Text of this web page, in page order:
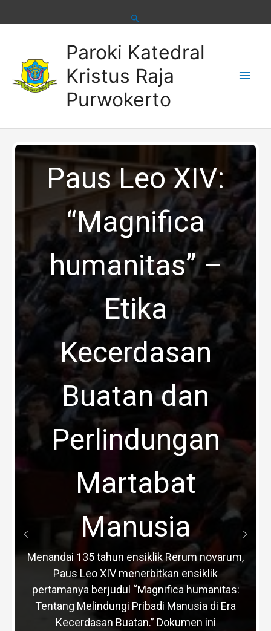
Paroki Katedral
Kristus Raja
Purwokerto
Paus Leo XIV:
“Magnifica
humanitas” –
Etika
Kecerdasan
Buatan dan
Perlindungan
Martabat
Manusia
Menandai 135 tahun ensiklik Rerum novarum,
Paus Leo XIV menerbitkan ensiklik
pertamanya berjudul “Magnifica humanitas:
Tentang Melindungi Pribadi Manusia di Era
Kecerdasan Buatan.” Dokumen ini